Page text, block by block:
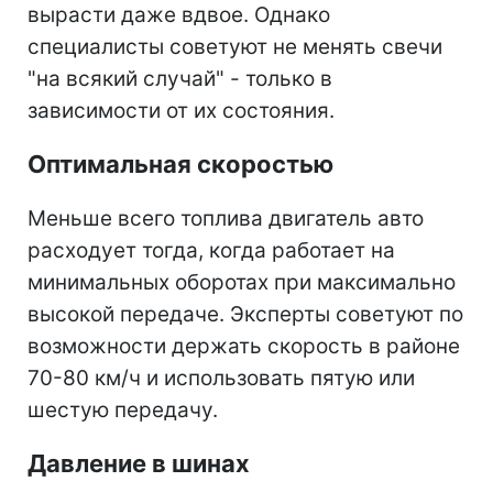
вырасти даже вдвое. Однако
специалисты советуют не менять свечи
"на всякий случай" - только в
зависимости от их состояния.
Оптимальная скоростью
Меньше всего топлива двигатель авто
расходует тогда, когда работает на
минимальных оборотах при максимально
высокой передаче. Эксперты советуют по
возможности держать скорость в районе
70-80 км/ч и использовать пятую или
шестую передачу.
Давление в шинах